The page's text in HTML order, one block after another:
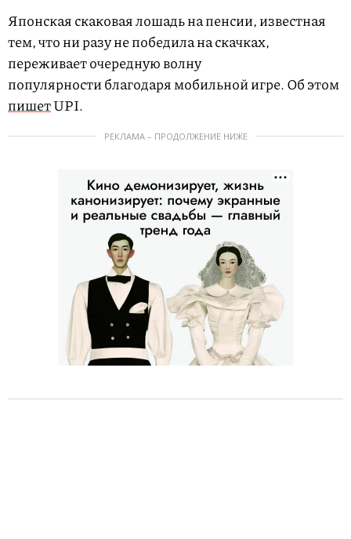
Японская скаковая лошадь на пенсии, известная
тем, что ни разу не победила на скачках,
переживает очередную волну
популярности благодаря мобильной игре. Об этом
пишетUPI.
РЕКЛАМА – ПРОДОЛЖЕНИЕ НИЖЕ